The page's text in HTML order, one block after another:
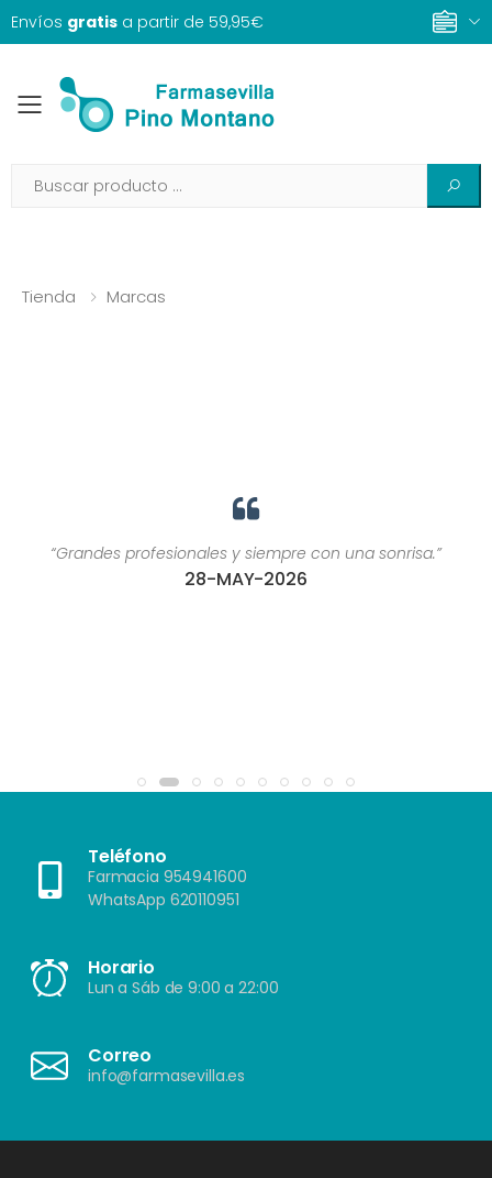
Envíos gratis a partir de 59,95€
Toggle mobile menu
Tienda Marcas
“Grandes profesionales y siempre con una sonrisa.”
28-MAY-2026
Teléfono
Farmacia 954941600
WhatsApp 620110951
Horario
Lun a Sáb de 9:00 a 22:00
Correo
info@farmasevilla.es